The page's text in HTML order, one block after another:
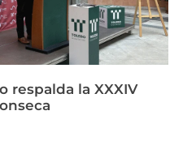
respalda la XXXIV